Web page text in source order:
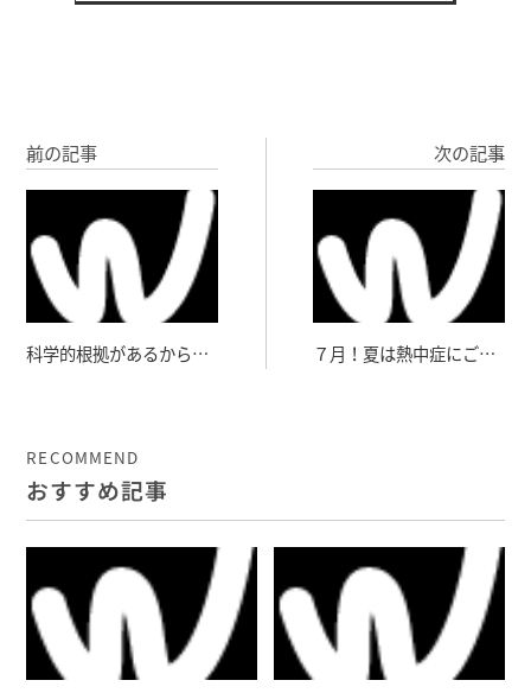
前の記事
科学的根拠があるからほ
次の記事
７月！夏は熱中症にご用
RECOMMEND
おすすめ記事